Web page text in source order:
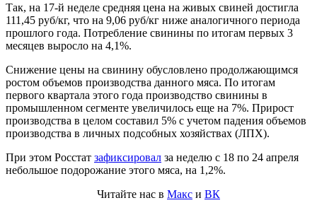
Так, на 17-й неделе средняя цена на живых свиней достигла
111,45 руб/кг, что на 9,06 руб/кг ниже аналогичного периода
прошлого года. Потребление свинины по итогам первых 3
месяцев выросло на 4,1%.
Снижение цены на свинину обусловлено продолжающимся
ростом объемов производства данного мяса. По итогам
первого квартала этого года производство свинины в
промышленном сегменте увеличилось еще на 7%. Прирост
производства в целом составил 5% с учетом падения объемов
производства в личных подсобных хозяйствах (ЛПХ).
При этом Росстат зафиксировал за неделю с 18 по 24 апреля
небольшое подорожание этого мяса, на 1,2%.
Читайте нас в Макс и ВК